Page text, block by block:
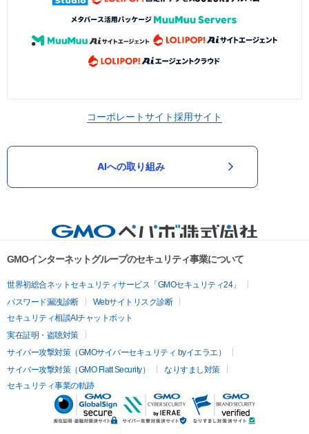
コーポレートサイト採用サイト
AIへの取り組み
GMOインターネットグループのセキュリティ事業について
世界初総合ネットセキュリティサービス「GMOセキュリティ24」
パスワード漏洩診断
Webサイトリスク診断
セキュリティ相談AIチャットボット
実在証明・盗聴対策
サイバー攻撃対策（GMOサイバーセキュリティ byイエラエ）
サイバー攻撃対策（GMO Flatt Security）
なりすまし対策
セキュリティ事業の軌跡